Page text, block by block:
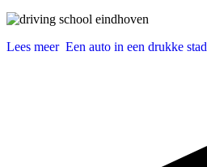
Lees meer Een auto in een drukke stad